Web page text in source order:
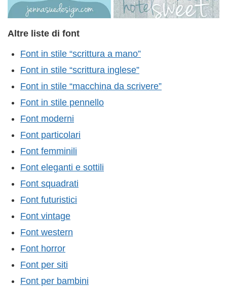
Altre liste di font
Font in stile “scrittura a mano”
Font in stile “scrittura inglese”
Font in stile “macchina da scrivere”
Font in stile pennello
Font moderni
Font particolari
Font femminili
Font eleganti e sottili
Font squadrati
Font futuristici
Font vintage
Font western
Font horror
Font per siti
Font per bambini